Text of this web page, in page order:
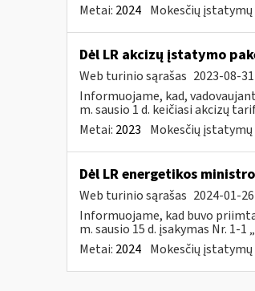
Metai: 2024 Mokesčių
Dėl LR akcizų įstatymo
Web turinio sąrašas 2023-08-31
Informuojame, kad,
m. sausio 1 d. keičiasi akcizų
Metai: 2023 Mokesčių
Dėl LR energetikos
Web turinio sąrašas 2024-01-26
Informuojame, kad buvo
m. sausio 15 d. įsakymas Nr. 1-1
Metai: 2024 Mokesčių